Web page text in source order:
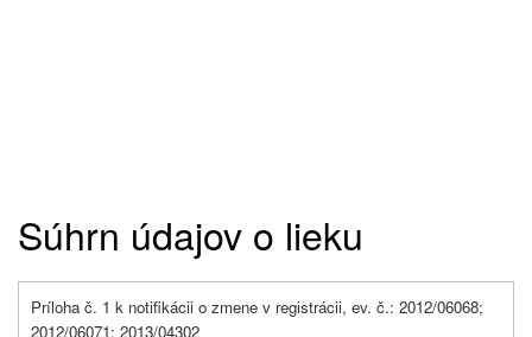
Súhrn údajov o lieku
Príloha č. 1 k notifikácii o zmene v registrácii, ev. č.: 2012/06068;
2012/06071; 2013/04302